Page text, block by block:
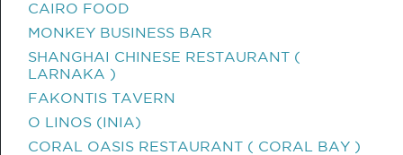
CAIRO FOOD
MONKEY BUSINESS BAR
SHANGHAI CHINESE RESTAURANT (
LARNAKA )
FAKONTIS TAVERN
O LINOS (INIA)
CORAL OASIS RESTAURANT ( CORAL BAY )